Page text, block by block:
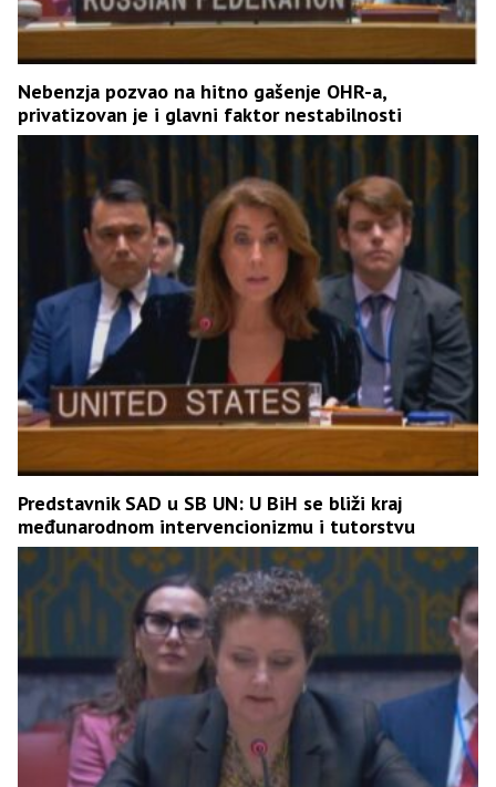
Nebenzja pozvao na hitno gašenje OHR-a,
privatizovan je i glavni faktor nestabilnosti
Predstavnik SAD u SB UN: U BiH se bliži kraj
međunarodnom intervencionizmu i tutorstvu